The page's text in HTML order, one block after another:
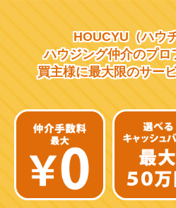
阪急千里線
JR片町線
近鉄南大阪線
京阪中之島線
近鉄難波線
HOUCYU（ハウ
ハウジング仲介のプロ
買主様に最大限のサー